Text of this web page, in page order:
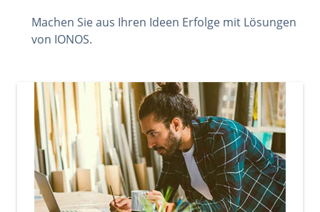
Machen Sie aus Ihren Ideen Erfolge mit Lösungen
von IONOS.